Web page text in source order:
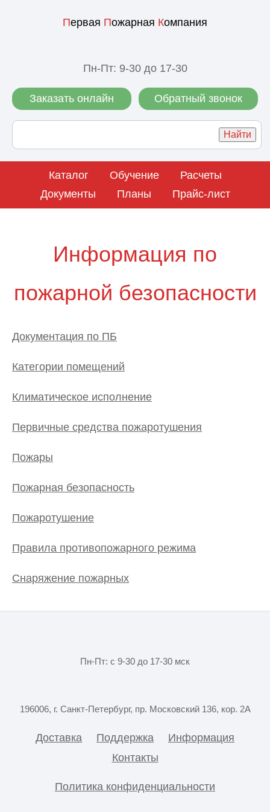
Первая Пожарная Компания
Пн-Пт: 9-30 до 17-30
Заказать онлайн Обратный звонок
Каталог Обучение
Расчеты
Документы
Планы Прайс-лист
Информация по
пожарной безопасности
Документация по ПБ
Категории помещений
Климатическое исполнение
Первичные средства пожаротушения
Пожары
Пожарная безопасность
Пожаротушение
Правила противопожарного режима
Снаряжение пожарных
Пн-Пт: с 9-30 до 17-30 мск
196006, г. Санкт-Петербург, пр. Московский 136, кор. 2А
Доставка Поддержка
Информация
Контакты
Политика конфиденциальности